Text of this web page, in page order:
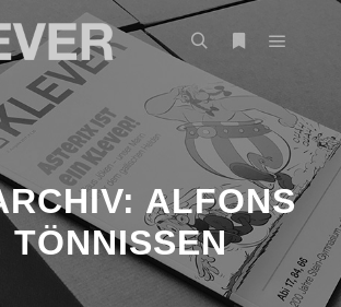
ALFONS
TÖNNISSEN